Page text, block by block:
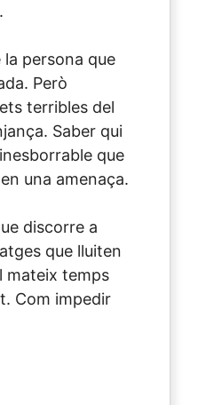
persona que
Però
terribles del
Saber qui
que
una amenaça.
discorre a
que lluiten
mateix temps
Com impedir